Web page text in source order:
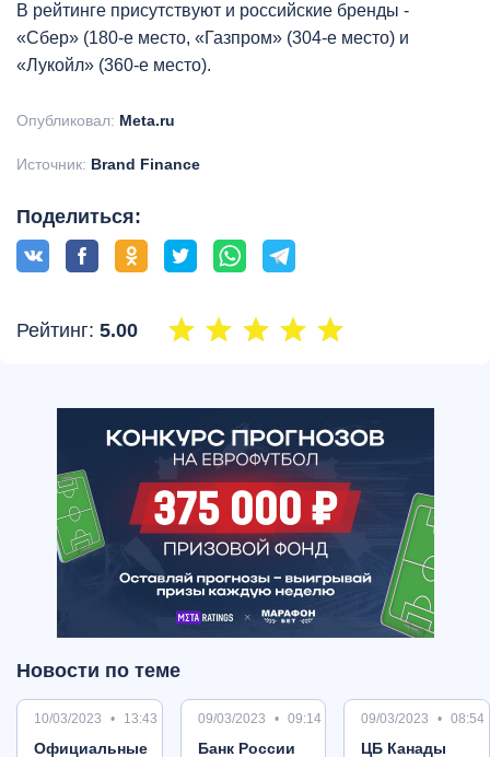
В рейтинге присутствуют и российские бренды -
«Сбер» (180-е место, «Газпром» (304-е место) и
«Лукойл» (360-е место).
Опубликовал: Meta.ru
Источник: Brand Finance
Поделиться:
Рейтинг: 5.00
Новости по теме
10/03/2023 13:43
Oфициальные
09/03/2023 09:14
Банк России
09/03/2023 08:54
ЦБ Канады